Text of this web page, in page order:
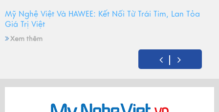
Mỹ Nghệ Việt Và HAWEE: Kết Nối Từ Trái Tim, Lan Tỏa
Giá Trị Việt
Xem thêm